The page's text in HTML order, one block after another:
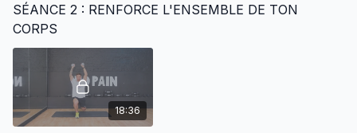
https://open.spotify.com/playlist/5aw8pYtR2LB5GRqmLdoldN?
si=11665e670ee843ac
https://www.deezer.com/fr/playlist/11095104942
🎵 Semaine 3 - Séance 3
tonifiés.
SÉANCE 2 : RENFORCE L'ENSEMBLE DE TON
CORPS
18:36